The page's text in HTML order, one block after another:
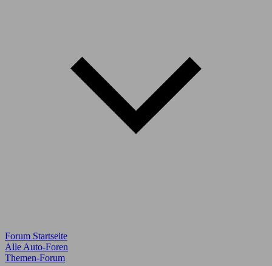
Forum Startseite
Alle Auto-Foren
Themen-Forum